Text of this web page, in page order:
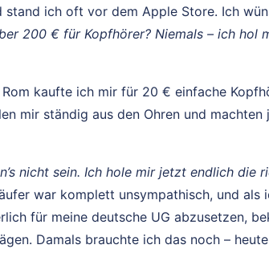
stand ich oft vor dem Apple Store. Ich
200 € für Kopfhörer? Niemals – ich hol
kaufte ich mir für 20 € einfache
mir ständig aus den Ohren und
nicht sein. Ich hole mir jetzt endlich die
war komplett unsympathisch, und als
für meine deutsche UG abzusetzen,
Damals brauchte ich das noch –